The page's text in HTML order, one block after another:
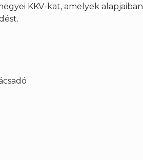
KKV-kat, amelyek alapjaiban